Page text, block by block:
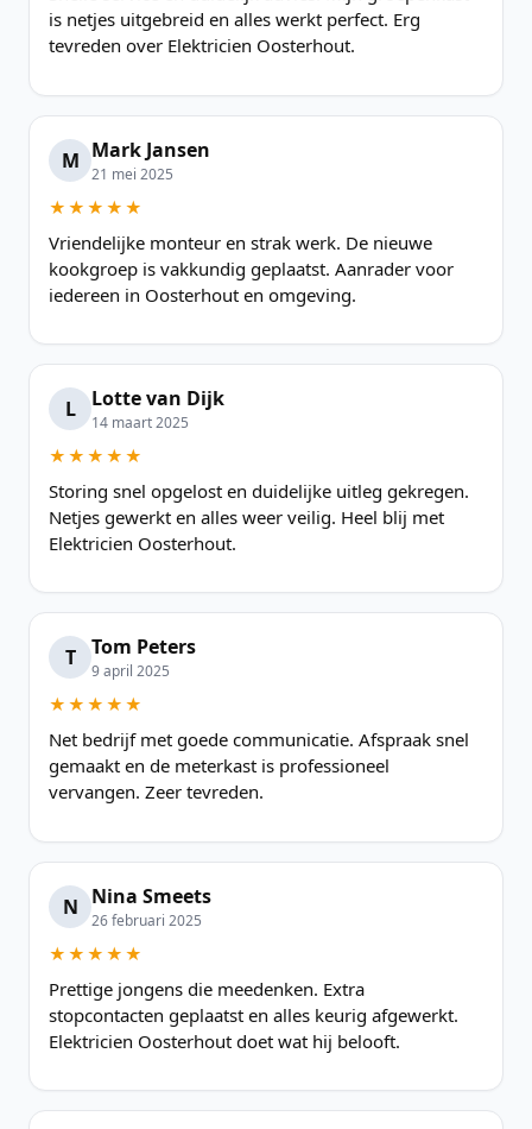
is netjes uitgebreid en alles werkt perfect. Erg
tevreden over Elektricien Oosterhout.
M Mark Jansen
21 mei 2025
★★★★★
Vriendelijke monteur en strak werk. De nieuwe
kookgroep is vakkundig geplaatst. Aanrader voor
iedereen in Oosterhout en omgeving.
L Lotte van Dijk
14 maart 2025
★★★★★
Storing snel opgelost en duidelijke uitleg gekregen.
Netjes gewerkt en alles weer veilig. Heel blij met
Elektricien Oosterhout.
T Tom Peters
9 april 2025
★★★★★
Net bedrijf met goede communicatie. Afspraak snel
gemaakt en de meterkast is professioneel
vervangen. Zeer tevreden.
N Nina Smeets
26 februari 2025
★★★★★
Prettige jongens die meedenken. Extra
stopcontacten geplaatst en alles keurig afgewerkt.
Elektricien Oosterhout doet wat hij belooft.